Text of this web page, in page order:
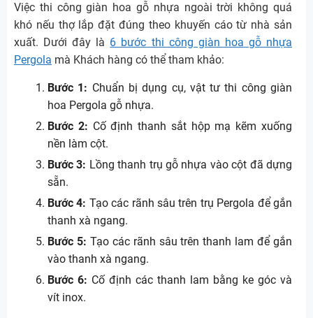
Việc thi công giàn hoa gỗ nhựa ngoài trời không quá
khó nếu thợ lắp đặt đúng theo khuyến cáo từ nhà sản
xuất. Dưới đây là 6 bước thi công giàn hoa gỗ nhựa
Pergola mà Khách hàng có thể tham khảo:
Bước 1: Chuẩn bị dụng cụ, vật tư thi công giàn
hoa Pergola gỗ nhựa.
Bước 2: Cố định thanh sắt hộp mạ kẽm xuống
nền làm cột.
Bước 3: Lồng thanh trụ gỗ nhựa vào cột đã dựng
sẵn.
Bước 4: Tạo các rãnh sâu trên trụ Pergola để gắn
thanh xà ngang.
Bước 5: Tạo các rãnh sâu trên thanh lam để gắn
vào thanh xà ngang.
Bước 6: Cố định các thanh lam bằng ke góc và
vít inox.